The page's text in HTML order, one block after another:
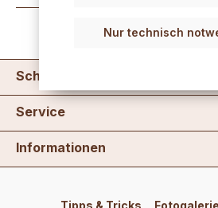
Schreib uns
Service
Informationen
Nur technisch